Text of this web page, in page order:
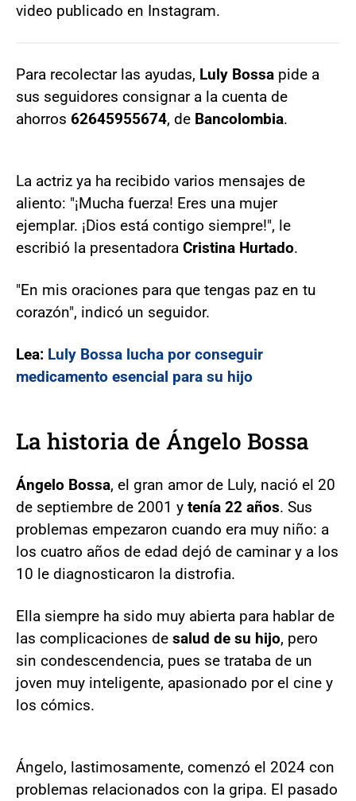
video publicado en Instagram.
Para recolectar las ayudas, Luly Bossa pide a
sus seguidores consignar a la cuenta de
ahorros 62645955674, de Bancolombia.
La actriz ya ha recibido varios mensajes de
aliento: "¡Mucha fuerza! Eres una mujer
ejemplar. ¡Dios está contigo siempre!", le
escribió la presentadora Cristina Hurtado.
"En mis oraciones para que tengas paz en tu
corazón", indicó un seguidor.
Lea: Luly Bossa lucha por conseguir
medicamento esencial para su hijo
La historia de Ángelo Bossa
Ángelo Bossa, el gran amor de Luly, nació el 20
de septiembre de 2001 y tenía 22 años. Sus
problemas empezaron cuando era muy niño: a
los cuatro años de edad dejó de caminar y a los
10 le diagnosticaron la distrofia.
Ella siempre ha sido muy abierta para hablar de
las complicaciones de salud de su hijo, pero
sin condescendencia, pues se trataba de un
joven muy inteligente, apasionado por el cine y
los cómics.
Ángelo, lastimosamente, comenzó el 2024 con
problemas relacionados con la gripa. El pasado